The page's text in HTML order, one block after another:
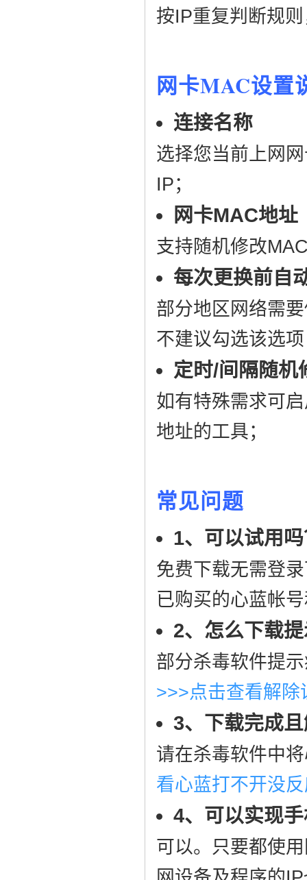
按IP重复判断规
网卡MAC设置
连接名称
选择您当前上网
IP；
网卡MAC地址
支持随机修改
每次更换前自
部分地区网络需
不建议勾选该选
定时/间隔随机
如有特殊需求可
地址的工具；
常见问题
1、可以试用
免费下载无需登
已购买的心蓝帐
2、怎么下载
部分杀毒软件提
>>>点击查看解除
3、下载完成
请在杀毒软件中
看心蓝打不开没
4、可以实现
可以。只要都使